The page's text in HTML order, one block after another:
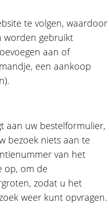
te volgen, waardoor
worden gebruikt
aan of
een aankoop
aan uw bestelformulier,
bezoek niets aan te
van het
op, om de
zodat u het
weer kunt opvragen.